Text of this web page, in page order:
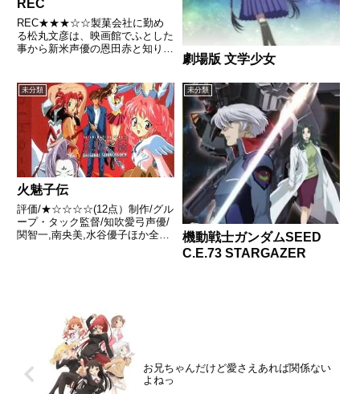
REC
REC★★★☆☆製菓会社に勤め
る松丸文彦は、映画館でふとした
事から新米声優の恩田赤と知り合
かけで松丸のアパートで同棲する
ことになる。そんな松丸や赤の周
りの個性的な人々を巻き込んで
の...
劇場版 文学少女
未分類
火魅子伝
評価/★☆☆☆☆(12点）制作/グル
ープ・タック監督/知吹愛弓声優/
関智一,南央美,水谷優子ほか全話/
未分類
機動戦士ガンダムSEED
C.E.73 STARGAZER
お兄ちゃんだけど愛さえあれば関係ない
よねっ